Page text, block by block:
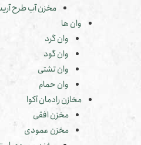
مخزن آب طرح آریستا
وان ها
وان گرد
وان گود
وان تشتی
وان حمام
مخازن رادمان آکوا
مخزن افقی
مخزن عمودی